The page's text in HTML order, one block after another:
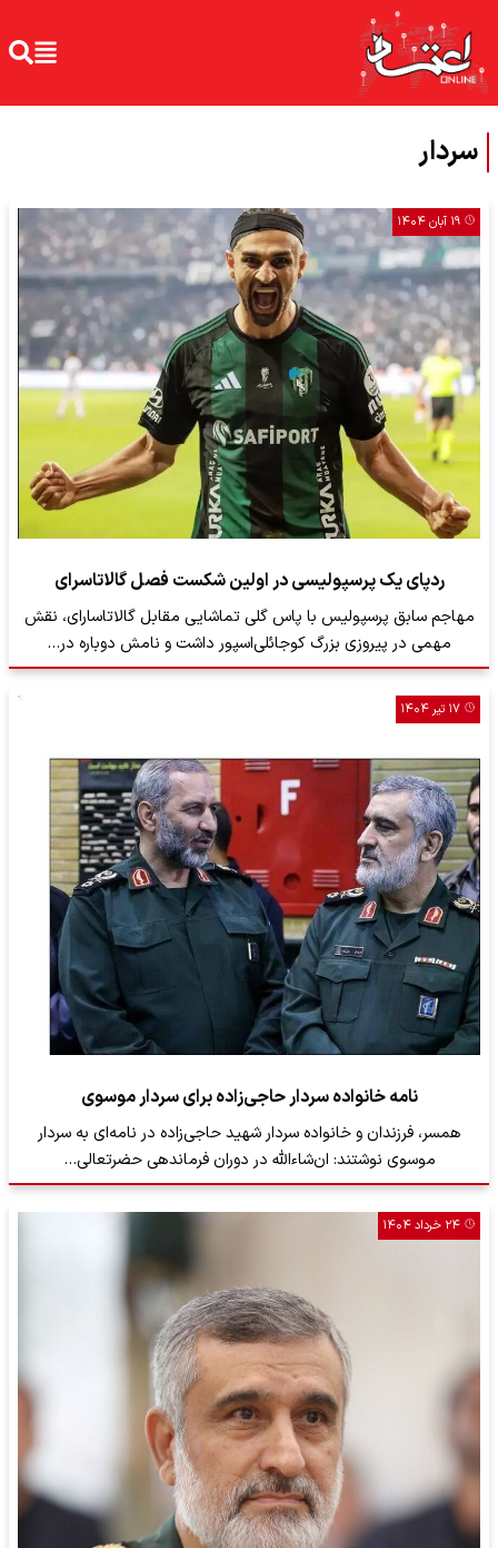
سردار
۱۹ آبان ۱۴۰۴
ردپای یک پرسپولیسی در اولین شکست فصل گالاتاسرای
مهاجم سابق پرسپولیس با پاس گلی تماشایی مقابل گالاتاسارای، نقش
مهمی در پیروزی بزرگ کوجائلی‌اسپور داشت و نامش دوباره در…
۱۷ تیر ۱۴۰۴
نامه خانواده سردار حاجی‌زاده برای سردار موسوی
همسر، فرزندان و خانواده سردار شهید حاجی‌زاده در نامه‌ای به سردار
موسوی نوشتند: ان‌شاءالله در دوران فرماندهی حضرتعالی…
۲۴ خرداد ۱۴۰۴